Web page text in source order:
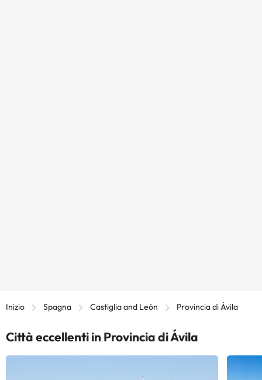
Inizio Spagna Castiglia and León Provincia di Ávila
Città eccellenti in Provincia di Ávila